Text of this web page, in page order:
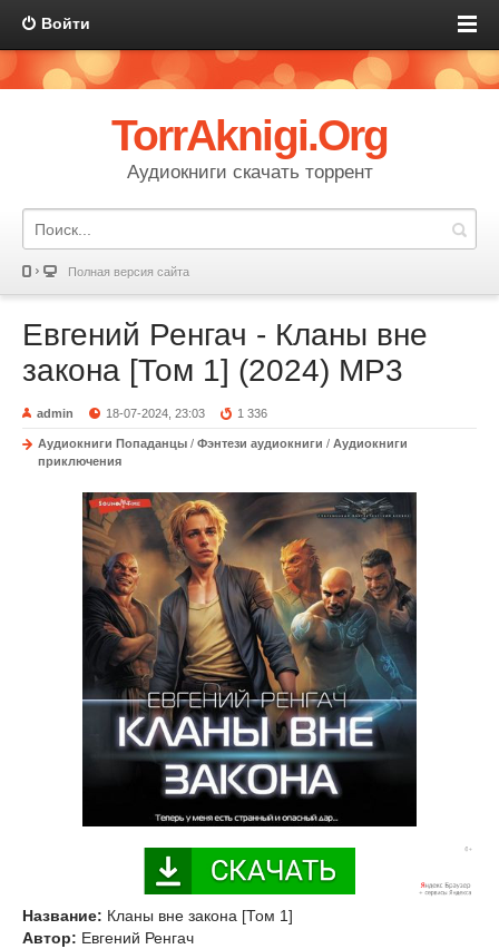
Войти
TorrAknigi.Org
Аудиокниги скачать торрент
Полная версия сайта
Евгений Ренгач - Кланы вне
закона [Том 1] (2024) MP3
admin 18-07-2024, 23:03 1 336
Аудиокниги Попаданцы / Фэнтези аудиокниги / Аудиокниги
приключения
Название: Кланы вне закона [Том 1]
Автор: Евгений Ренгач